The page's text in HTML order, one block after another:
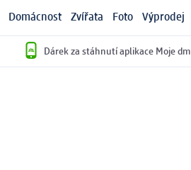
Domácnost Zvířata Foto Výprodej
Dárek za stáhnutí aplikace Moje dm